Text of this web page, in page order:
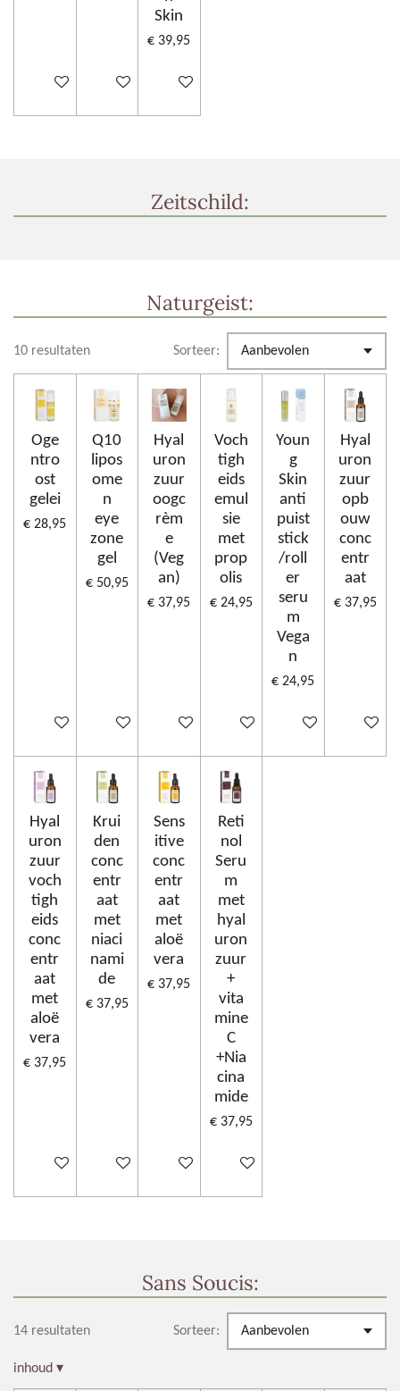
In winkelwagenIn winkelwagen
Skin
€ 39,95
In winkelwagen
Zeitschild:
Naturgeist:
10 resultaten Sorteer:
Oge
ntro
ost
gelei
€ 28,95
In winkelwagen
Q10
lipos
ome
n
eye
zone
gel
€ 50,95
In winkelwagen
Hyal
uron
zuur
oogc
rèm
e
(Veg
an)
€ 37,95
In winkelwagen
Voch
tigh
eids
emul
sie
met
prop
olis
€ 24,95
In winkelwagen
Youn
g
Skin
anti
puist
stick
/roll
er
seru
m
Vega
n
€ 24,95
In winkelwagen
Hyal
uron
zuur
opb
ouw
conc
entr
aat
€ 37,95
In
Hyal
uron
zuur
voch
tigh
eids
conc
entr
aat
met
aloë
vera
€ 37,95
In winkelwagen
Krui
den
conc
entr
aat
met
niaci
nami
de
€ 37,95
In winkelwagen
Sens
itive
conc
entr
aat
met
aloë
vera
€ 37,95
In winkelwagen
Reti
nol
Seru
m
met
hyal
uron
zuur
+
vita
mine
C
+Nia
cina
mide
€ 37,95
In winkelwagen
Sans Soucis:
14 resultaten Sorteer:
inhoud ▾